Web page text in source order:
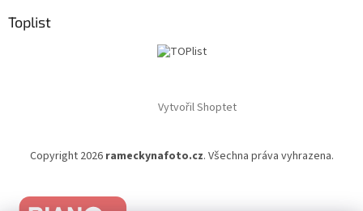
Toplist
Vytvořil Shoptet
Copyright 2026 rameckynafoto.cz. Všechna práva vyhrazena.